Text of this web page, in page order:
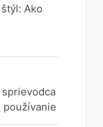
Ako
používanie